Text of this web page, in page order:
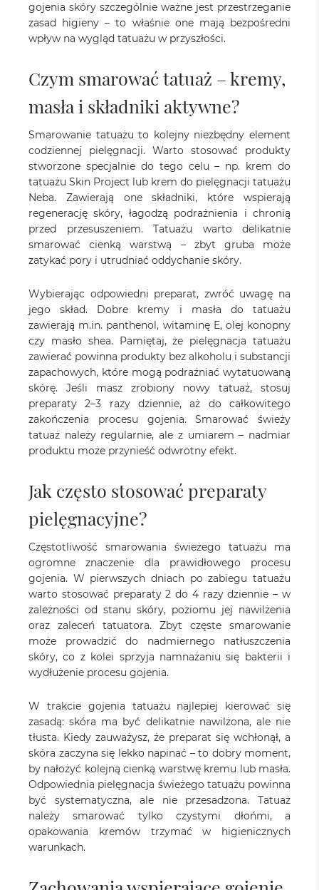
gojenia skóry szczególnie ważne jest przestrzeganie
zasad higieny – to właśnie one mają bezpośredni
wpływ na wygląd tatuażu w przyszłości.
Czym smarować tatuaż – kremy,
masła i składniki aktywne?
Smarowanie tatuażu to kolejny niezbędny element
codziennej pielęgnacji. Warto stosować produkty
stworzone specjalnie do tego celu – np. krem do
tatuażu Skin Project lub krem do pielęgnacji tatuażu
Neba. Zawierają one składniki, które wspierają
regenerację skóry, łagodzą podrażnienia i chronią
przed przesuszeniem. Tatuażu warto delikatnie
smarować cienką warstwą – zbyt gruba może
zatykać pory i utrudniać oddychanie skóry.
Wybierając odpowiedni preparat, zwróć uwagę na
jego skład. Dobre kremy i masła do tatuażu
zawierają m.in. panthenol, witaminę E, olej konopny
czy masło shea. Pamiętaj, że pielęgnacja tatuażu
zawierać powinna produkty bez alkoholu i substancji
zapachowych, które mogą podrażniać wytatuowaną
skórę. Jeśli masz zrobiony nowy tatuaż, stosuj
preparaty 2–3 razy dziennie, aż do całkowitego
zakończenia procesu gojenia. Smarować świeży
tatuaż należy regularnie, ale z umiarem – nadmiar
produktu może przynieść odwrotny efekt.
Jak często stosować preparaty
pielęgnacyjne?
Częstotliwość smarowania świeżego tatuażu ma
ogromne znaczenie dla prawidłowego procesu
gojenia. W pierwszych dniach po zabiegu tatuażu
warto stosować preparaty 2 do 4 razy dziennie – w
zależności od stanu skóry, poziomu jej nawilżenia
oraz zaleceń tatuatora. Zbyt częste smarowanie
może prowadzić do nadmiernego natłuszczenia
skóry, co z kolei sprzyja namnażaniu się bakterii i
wydłużenie procesu gojenia.
W trakcie gojenia tatuażu najlepiej kierować się
zasadą: skóra ma być delikatnie nawilżona, ale nie
tłusta. Kiedy zauważysz, że preparat się wchłonął, a
skóra zaczyna się lekko napinać – to dobry moment,
by nałożyć kolejną cienką warstwę kremu lub masła.
Odpowiednia pielęgnacja świeżego tatuażu powinna
być systematyczna, ale nie przesadzona. Tatuaż
należy smarować tylko czystymi dłońmi, a
opakowania kremów trzymać w higienicznych
warunkach.